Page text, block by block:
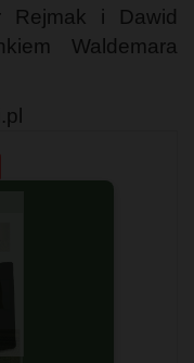
Rejmak i Dawid
Waldemara